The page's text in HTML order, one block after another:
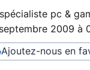
spécialiste pc &
2009 à
Ajoutez-nous en